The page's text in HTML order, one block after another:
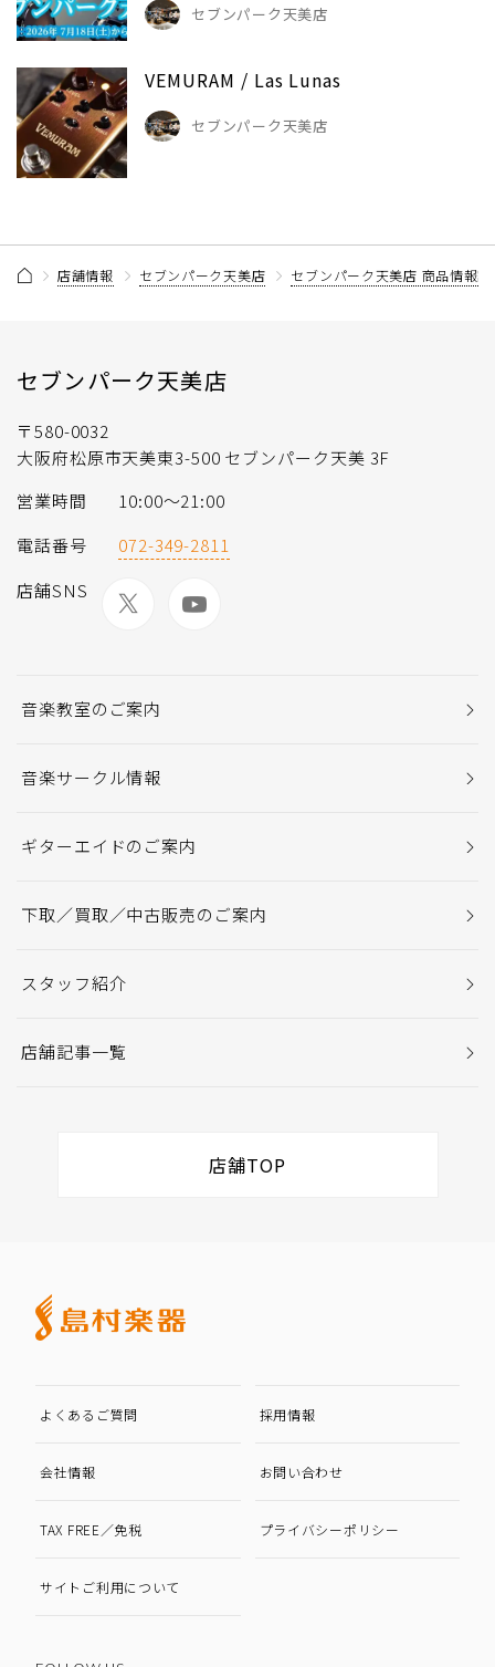
セブンパーク天美店
VEMURAM / Las Lunas
セブンパーク天美店
店舗情報 セブンパーク天美店 セブンパーク天美店 商品情報
セブンパーク天美店
〒580-0032
大阪府松原市天美東3-500 セブンパーク天美 3F
営業時間
10:00～21:00
電話番号
072-349-2811
店舗SNS
音楽教室のご案内
音楽サークル情報
ギターエイドのご案内
下取／買取／中古販売のご案内
スタッフ紹介
店舗記事一覧
店舗TOP
よくあるご質問 採用情報
会社情報 お問い合わせ
TAX FREE／免税 プライバシーポリシー
サイトご利用について